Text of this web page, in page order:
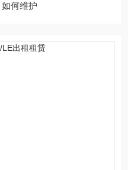
何维护